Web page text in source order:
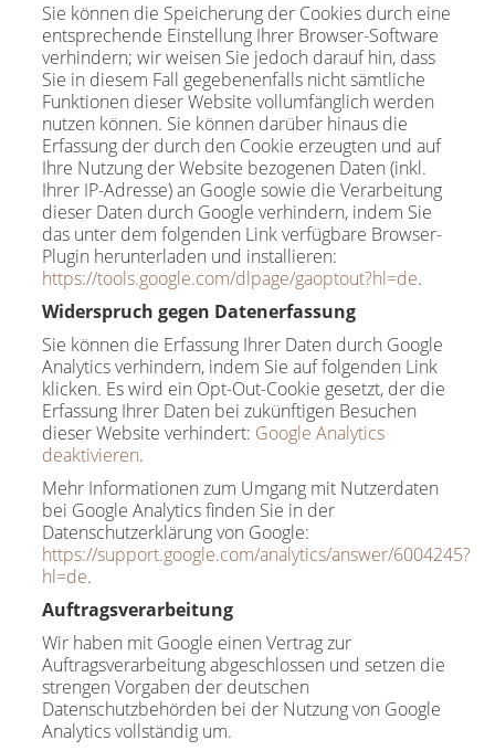
Sie können die Speicherung der Cookies durch eine
entsprechende Einstellung Ihrer Browser-Software
verhindern; wir weisen Sie jedoch darauf hin, dass
Sie in diesem Fall gegebenenfalls nicht sämtliche
Funktionen dieser Website vollumfänglich werden
nutzen können. Sie können darüber hinaus die
Erfassung der durch den Cookie erzeugten und auf
Ihre Nutzung der Website bezogenen Daten (inkl.
Ihrer IP-Adresse) an Google sowie die Verarbeitung
dieser Daten durch Google verhindern, indem Sie
das unter dem folgenden Link verfügbare Browser-
Plugin herunterladen und installieren:
https://tools.google.com/dlpage/gaoptout?hl=de.
Widerspruch gegen Datenerfassung
Sie können die Erfassung Ihrer Daten durch Google
Analytics verhindern, indem Sie auf folgenden Link
klicken. Es wird ein Opt-Out-Cookie gesetzt, der die
Erfassung Ihrer Daten bei zukünftigen Besuchen
dieser Website verhindert: Google Analytics
deaktivieren.
Mehr Informationen zum Umgang mit Nutzerdaten
bei Google Analytics finden Sie in der
Datenschutzerklärung von Google:
https://support.google.com/analytics/answer/6004245?
hl=de.
Auftragsverarbeitung
Wir haben mit Google einen Vertrag zur
Auftragsverarbeitung abgeschlossen und setzen die
strengen Vorgaben der deutschen
Datenschutzbehörden bei der Nutzung von Google
Analytics vollständig um.